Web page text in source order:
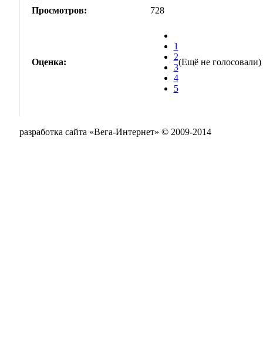
Просмотров:
728
Оценка:
1
2
3
4
5
(Ещё не голосовали)
разработка сайта «Вега-Интернет» © 2009-2014